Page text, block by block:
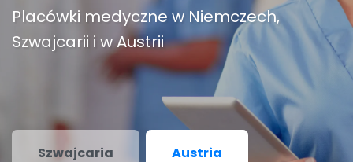
Placówki medyczne w Niemczech,
Szwajcarii i w Austrii
Szwajcaria Austria